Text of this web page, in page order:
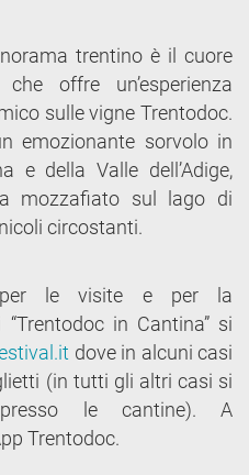
trentino è il cuore
che offre un’esperienza
sulle vigne Trentodoc.
emozionante sorvolo in
e della Valle dell’Adige,
mozzafiato sul lago di
circostanti.
per le visite e per la
in Cantina” si
dove in alcuni casi
(in tutti gli altri casi si
le cantine). A
Trentodoc.